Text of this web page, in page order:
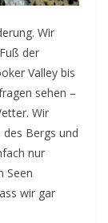
Wir
der
Valley bis
sehen –
Wir
Bergs und
nur
Seen
wir gar